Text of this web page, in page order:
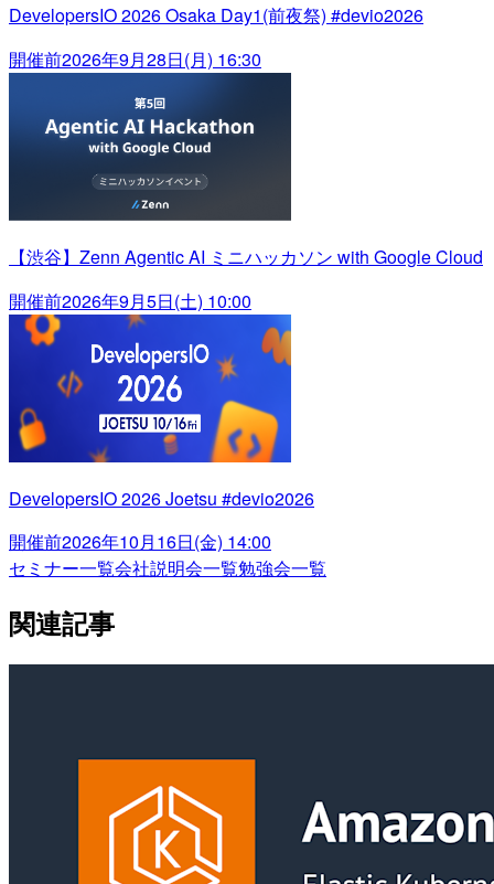
DevelopersIO 2026 Osaka Day1(前夜祭) #devio2026
開催前2026年9月28日(月) 16:30
【渋谷】Zenn Agentic AI ミニハッカソン with Google Cloud
開催前2026年9月5日(土) 10:00
DevelopersIO 2026 Joetsu #devio2026
開催前2026年10月16日(金) 14:00
セミナー一覧会社説明会一覧勉強会一覧
関連記事